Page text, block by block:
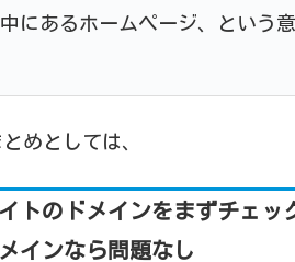
にあるホームページ、という意
めとしては、
トのドメインをまずチェッ
インなら問題なし